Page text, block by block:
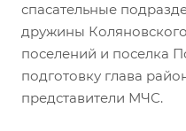
спасательные
дружины
поселений и поселка
подготовку глава
представители МЧС.